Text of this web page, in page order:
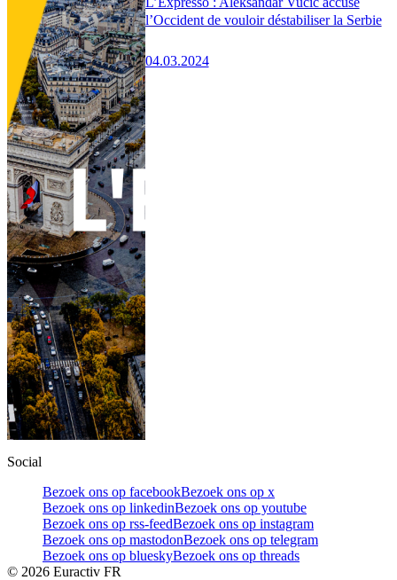
l’Occident de vouloir déstabiliser la Serbie
04.03.2024
Social
Bezoek ons op facebookBezoek ons op x
Bezoek ons op linkedinBezoek ons op youtube
Bezoek ons op rss-feedBezoek ons op instagram
Bezoek ons op mastodonBezoek ons op telegram
Bezoek ons op blueskyBezoek ons op threads
© 2026 Euractiv FR